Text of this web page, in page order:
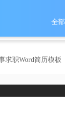
全部
求职Word简历模板